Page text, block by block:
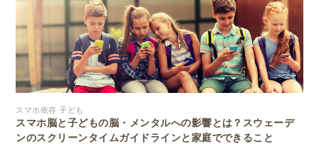
スマホ依存 子ども
スマホ脳と子どもの脳・メンタルへの影響とは？スウェーデ
ンのスクリーンタイムガイドラインと家庭でできること